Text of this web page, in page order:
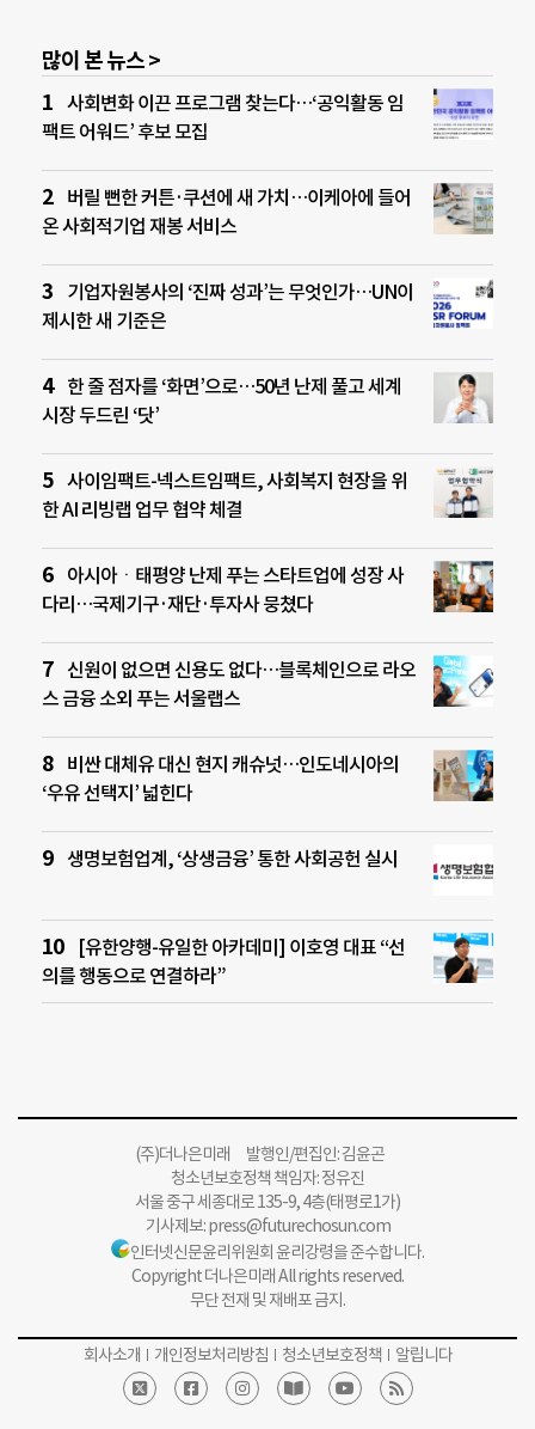
많이 본 뉴스 >
사회변화 이끈 프로그램 찾는다…‘공익활동 임
팩트 어워드’ 후보 모집
버릴 뻔한 커튼·쿠션에 새 가치…이케아에 들어
온 사회적기업 재봉 서비스
기업자원봉사의 ‘진짜 성과’는 무엇인가…UN이
제시한 새 기준은
한 줄 점자를 ‘화면’으로…50년 난제 풀고 세계
시장 두드린 ‘닷’
사이임팩트-넥스트임팩트, 사회복지 현장을 위
한 AI 리빙랩 업무 협약 체결
아시아ㆍ태평양 난제 푸는 스타트업에 성장 사
다리…국제기구·재단·투자사 뭉쳤다
신원이 없으면 신용도 없다…블록체인으로 라오
스 금융 소외 푸는 서울랩스
비싼 대체유 대신 현지 캐슈넛…인도네시아의
‘우유 선택지’ 넓힌다
생명보험업계, ‘상생금융’ 통한 사회공헌 실시
[유한양행-유일한 아카데미] 이호영 대표 “선
의를 행동으로 연결하라”
(주)더나은미래 발행인/편집인: 김윤곤
청소년보호정책 책임자: 정유진
서울 중구 세종대로 135-9, 4층(태평로1가)
기사제보:press@futurechosun.com
인터넷신문윤리위원회 윤리강령을 준수합니다.
Copyright 더나은미래 All rights reserved.
무단 전재 및 재배포 금지.
회사소개 개인정보처리방침 청소년보호정책 알립니다